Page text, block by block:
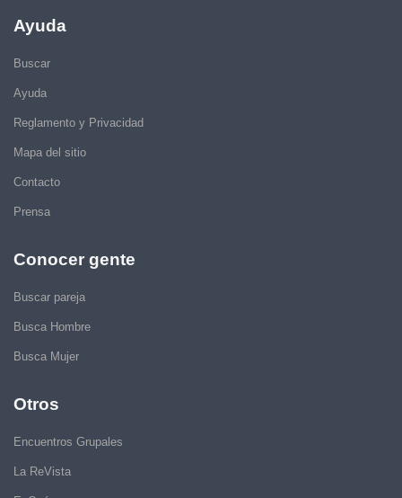
Ayuda
Buscar
Ayuda
Reglamento y Privacidad
Mapa del sitio
Contacto
Prensa
Conocer gente
Buscar pareja
Busca Hombre
Busca Mujer
Otros
Encuentros Grupales
La ReVista